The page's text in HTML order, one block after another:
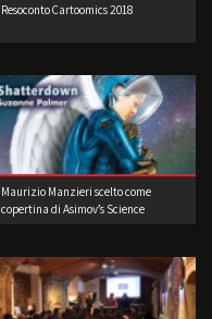
Resoconto Cartoomics 2018
Maurizio Manzieri scelto come
copertina di Asimov’s Science